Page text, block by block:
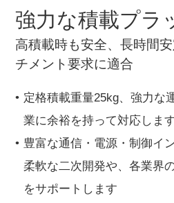
強力な積載プラ
高積載時も安全、長時間
チメント要求に適合
定格積載重量25kg、強力な
業に余裕を持って対応しま
豊富な通信・電源・制御イ
柔軟な二次開発や、各業界
をサポートします